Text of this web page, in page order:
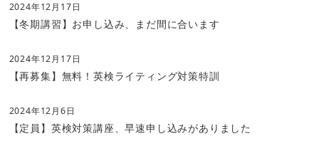
20/24年3月1日に「吉田塾ふじみ野駅前校」が開校とな
こちらをお読み下さい！
2024/01/20更新高校受験最難関突破「小学生英検取得コ
この2月より
得コース」を新たに開設します。詳細は こちら
をご覧下さ
【冬期講習】お申し込み、まだ間に合います
2024年12月17日
【再募集】無料！英検ライティング対策特訓
2024年12月17日
【定員】英検対策講座、早速申し込みがありました
2024年12月6日